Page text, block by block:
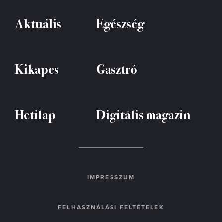
Aktuális Egészség
Kikapcs Gasztró
Hetilap Digitális magazin
IMPRESSZUM
FELHASZNÁLÁSI FELTÉTELEK